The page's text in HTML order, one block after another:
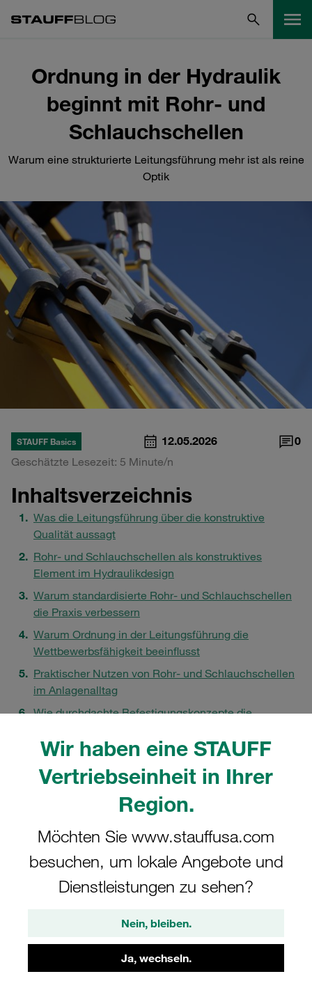
Wir haben eine STAUFF
Vertriebseinheit in Ihrer
Region.
Möchten Sie www.stauffusa.com
besuchen, um lokale Angebote und
Dienstleistungen zu sehen?
Nein, bleiben.
Ja, wechseln.
Ordnung in der Hydraulik
beginnt mit Rohr‑ und
Schlauchschellen
Warum eine strukturierte Leitungsführung mehr ist als reine
Optik
STAUFF Basics 12.05.2026
0
Geschätzte Lesezeit: 5 Minute/n
Inhaltsverzeichnis
Was die Leitungsführung über die konstruktive
Qualität aussagt
Rohr‑ und Schlauchschellen als konstruktives
Element im Hydraulikdesign
Warum standardisierte Rohr‑ und Schlauchschellen
die Praxis verbessern
Warum Ordnung in der Leitungsführung die
Wettbewerbsfähigkeit beeinflusst
Praktischer Nutzen von Rohr‑ und Schlauchschellen
im Anlagenalltag
Wie durchdachte Befestigungskonzepte die
FAQs